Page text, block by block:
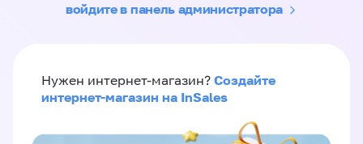
войдите в панель администратора
Нужен интернет-магазин? Создайте
интернет-магазин на InSales